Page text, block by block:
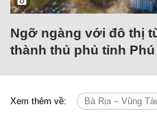
Ngỡ ngàng với đô thị
thành thủ phủ tỉnh Phú
Xem thêm về: Bà Rịa – Vũng